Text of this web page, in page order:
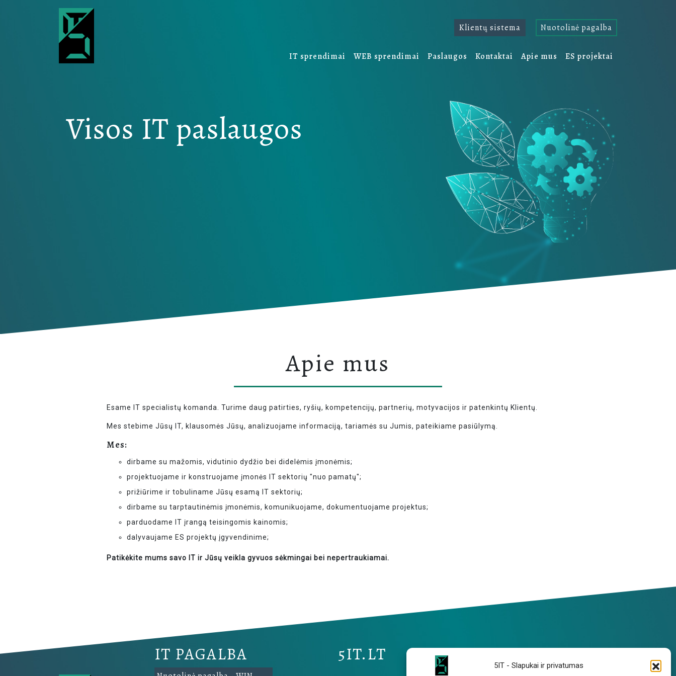
5IT - Slapukai ir privatumas
Klientų sistema Nuotolinė pagalba
Main Navigation IT sprendimai WEB sprendimai Paslaugos Kontaktai Apie mus ES projektai
Visos IT paslaugos
Apie mus
Esame IT specialistų komanda. Turime daug patirties, ryšių, kompetencijų, partnerių, motyvacijos ir patenkintų Klientų.
Mes stebime Jūsų IT, klausomės Jūsų, analizuojame informaciją, tariamės su Jumis, pateikiame pasiūlymą.
Mes:
dirbame su mažomis, vidutinio dydžio bei didelėmis įmonėmis;
projektuojame ir konstruojame įmonės IT sektorių "nuo pamatų";
prižiūrime ir tobuliname Jūsų esamą IT sektorių;
dirbame su tarptautinėmis įmonėmis, komunikuojame, dokumentuojame projektus;
parduodame IT įrangą teisingomis kainomis;
dalyvaujame ES projektų įgyvendinime;
Patikėkite mums savo IT ir Jūsų veikla gyvuos sėkmingai bei nepertraukiamai.
IT PAGALBA 5IT.LT REKVIZITAI